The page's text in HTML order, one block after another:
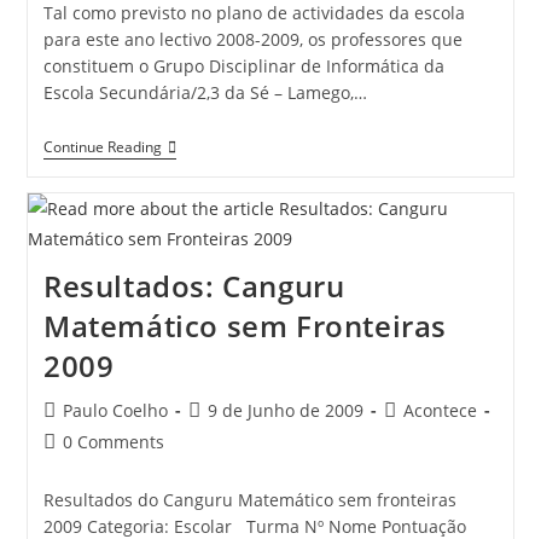
Tal como previsto no plano de actividades da escola
para este ano lectivo 2008-2009, os professores que
constituem o Grupo Disciplinar de Informática da
Escola Secundária/2,3 da Sé – Lamego,…
Continue Reading“Workshops”
Nas
Resultados: Canguru
Matemático sem Fronteiras
2009
Post
author:
Paulo Coelho
Post9 de Junho de 2009
PostAcontece
Post0 Comments
Resultados do Canguru Matemático sem fronteiras
2009 Categoria: Escolar Turma Nº Nome Pontuação